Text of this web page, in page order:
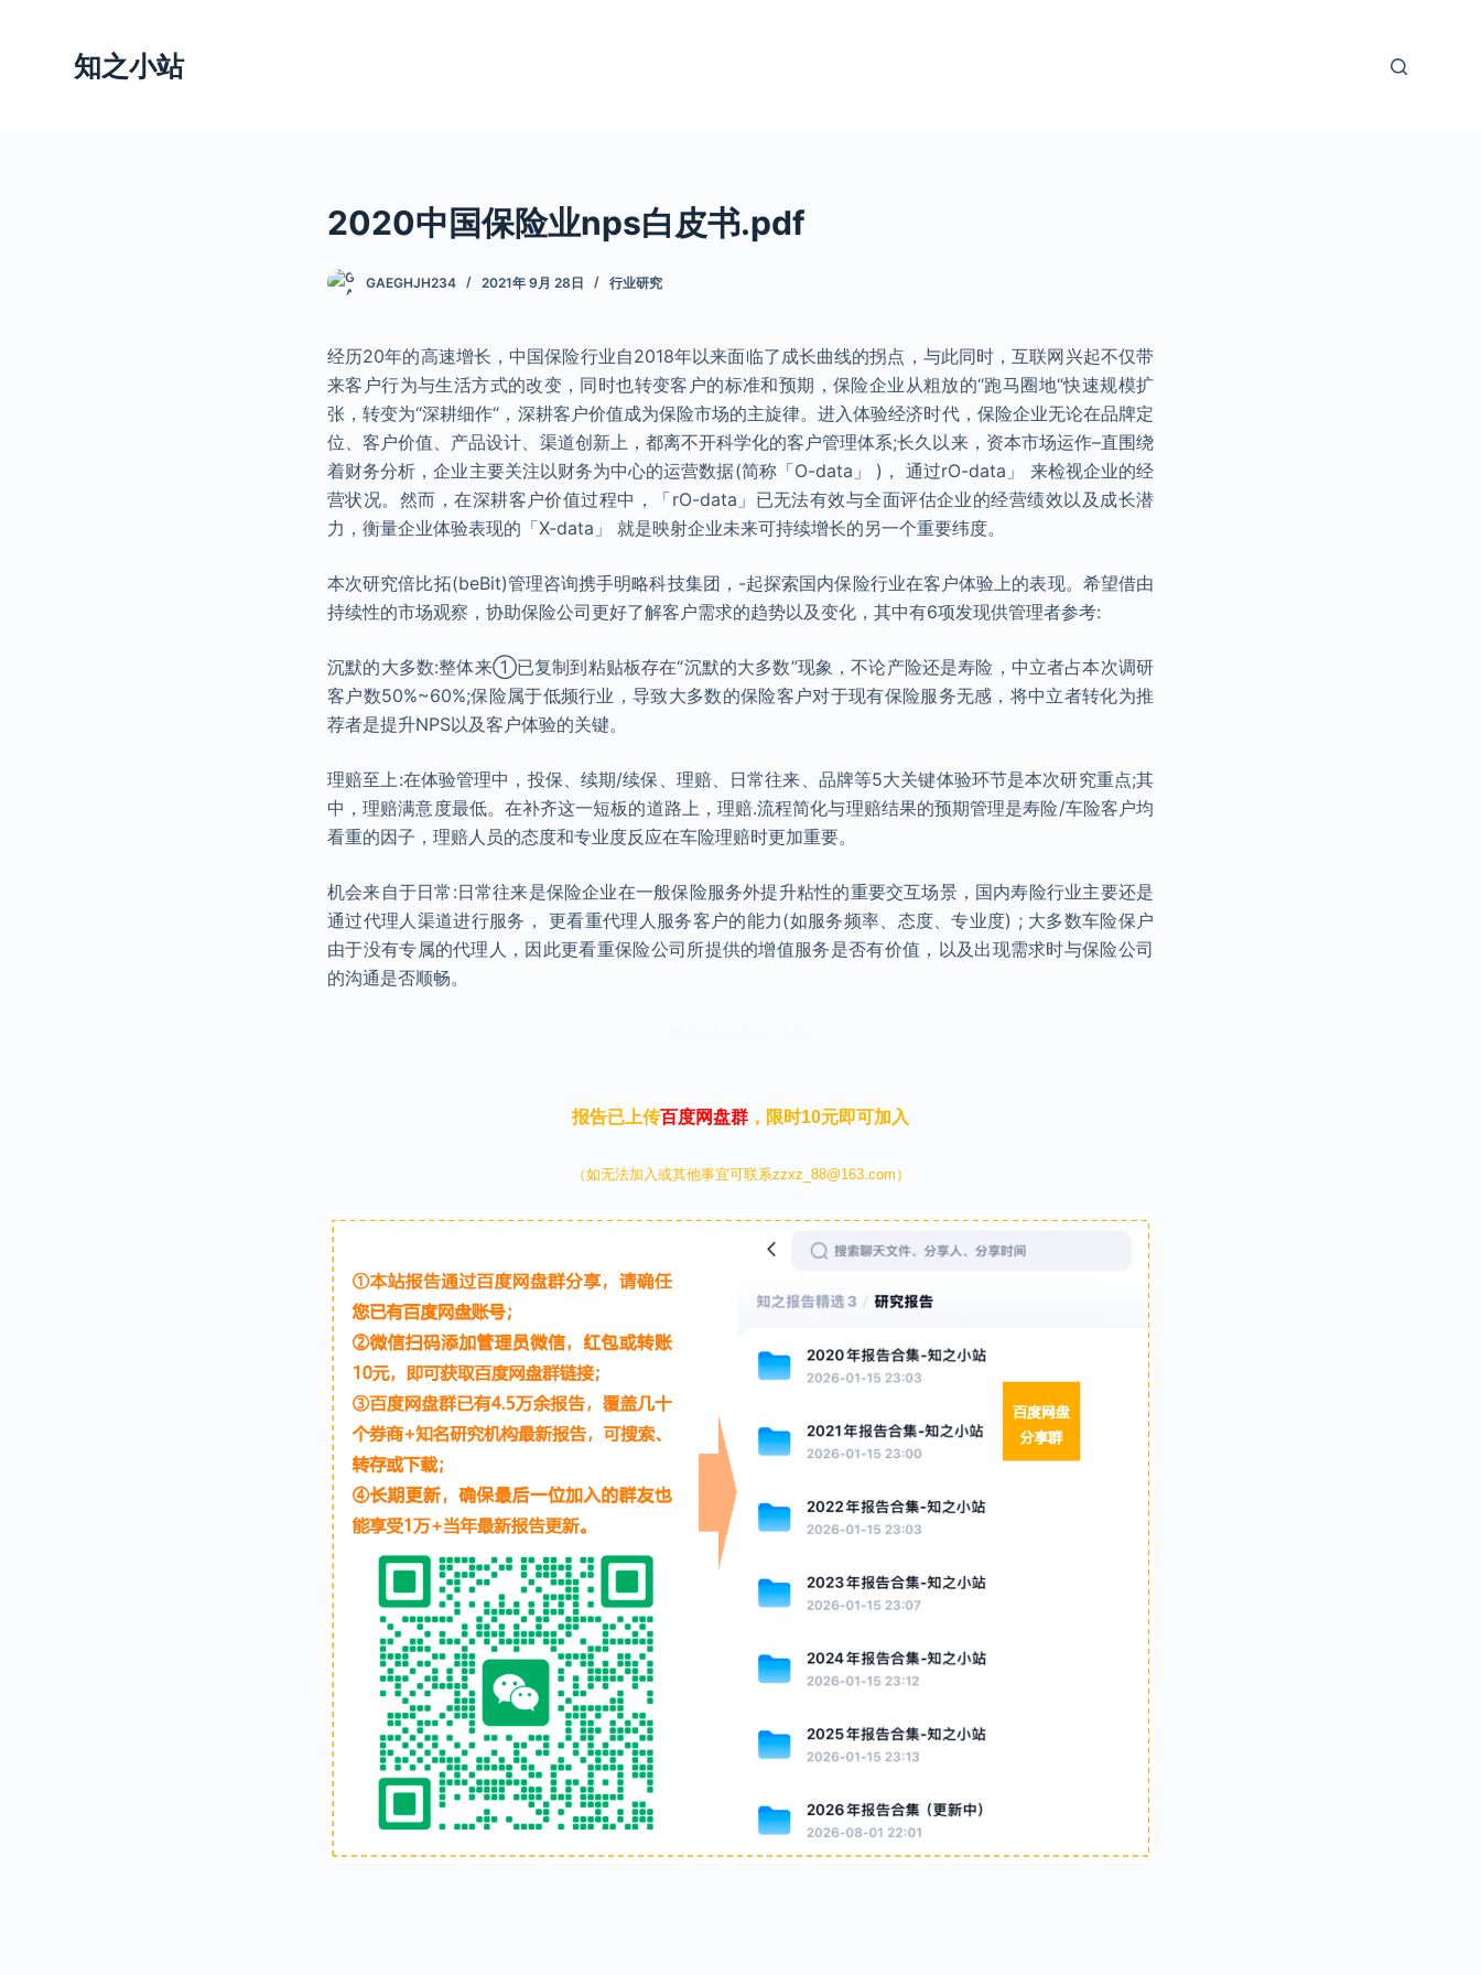
知之小站
2020中国保险业nps白皮书.pdf
GAEGHJH234 2021年 9月 28日 行业研究
经历20年的高速增长，中国保险行业自2018年以来面临了成长曲线的拐点，与此同时，互联网兴起不仅带
来客户行为与生活方式的改变，同时也转变客户的标准和预期，保险企业从粗放的‘‘跑马圈地“快速规模扩
张，转变为“深耕细作“，深耕客户价值成为保险市场的主旋律。进入体验经济时代，保险企业无论在品牌定
位、客户价值、产品设计、渠道创新上，都离不开科学化的客户管理体系;长久以来，资本市场运作–直围绕
着财务分析，企业主要关注以财务为中心的运营数据(简称「O-data」 )， 通过rO-data」 来检视企业的经
营状况。然而，在深耕客户价值过程中，「rO-data」已无法有效与全面评估企业的经营绩效以及成长潜
力，衡量企业体验表现的「X-data」 就是映射企业未来可持续增长的另一个重要纬度。
本次研究倍比拓(beBit)管理咨询携手明略科技集团，-起探索国内保险行业在客户体验上的表现。希望借由
持续性的市场观察，协助保险公司更好了解客户需求的趋势以及变化，其中有6项发现供管理者参考:
沉默的大多数:整体来①已复制到粘贴板存在“沉默的大多数”现象，不论产险还是寿险，中立者占本次调研
客户数50%~60%;保险属于低频行业，导致大多数的保险客户对于现有保险服务无感，将中立者转化为推
荐者是提升NPS以及客户体验的关键。
理赔至上:在体验管理中，投保、续期/续保、理赔、日常往来、品牌等5大关键体验环节是本次研究重点;其
中，理赔满意度最低。在补齐这一短板的道路上，理赔.流程简化与理赔结果的预期管理是寿险/车险客户均
看重的因子，理赔人员的态度和专业度反应在车险理赔时更加重要。
机会来自于日常:日常往来是保险企业在一般保险服务外提升粘性的重要交互场景，国内寿险行业主要还是
通过代理人渠道进行服务， 更看重代理人服务客户的能力(如服务频率、态度、专业度) ; 大多数车险保户
由于没有专属的代理人，因此更看重保险公司所提供的增值服务是否有价值，以及出现需求时与保险公司
的沟通是否顺畅。
报告已上传百度网盘群 ，限时10元即可加入
（如无法加入或其他事宜可联系zzxz_88@163.com）